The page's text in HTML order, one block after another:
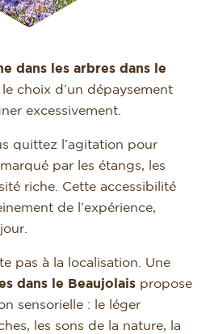
dans les arbres dans le
le choix d’un dépaysement
excessivement.
quittez l’agitation pour
par les étangs, les
riche. Cette accessibilité
de l’expérience,
pas à la localisation. Une
dans le Beaujolaispropose
sensorielle : le léger
les sons de la nature, la